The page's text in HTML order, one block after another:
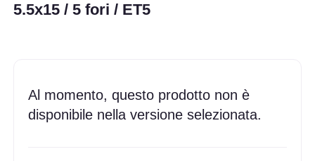
5.5x15 / 5 fori / ET5
Al momento, questo prodotto non è
disponibile nella versione selezionata.